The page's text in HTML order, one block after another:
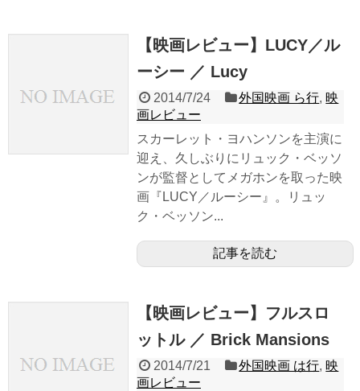
【映画レビュー】LUCY／ル
ーシー ／ Lucy
2014/7/24 外国映画 ら行, 映
画レビュー
スカーレット・ヨハンソンを主演に
迎え、久しぶりにリュック・ベッソ
ンが監督としてメガホンを取った映
画『LUCY／ルーシー』。リュッ
ク・ベッソン...
記事を読む
【映画レビュー】フルスロ
ットル ／ Brick Mansions
2014/7/21 外国映画 は行, 映
画レビュー